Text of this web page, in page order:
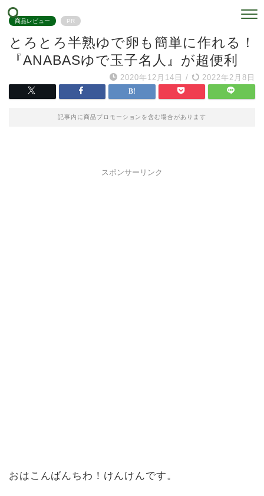
商品レビュー PR
とろとろ半熟ゆで卵も簡単に作れる！
『ANABASゆで玉子名人』が超便利
2020年12月14日 / 2022年2月8日
記事内に商品プロモーションを含む場合があります
スポンサーリンク
おはこんばんちわ！けんけんです。